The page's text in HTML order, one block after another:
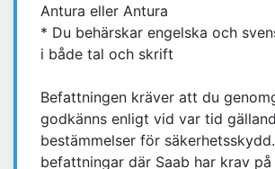
Antura eller Antura
* Du behärskar engelska och
i både tal och skrift
Befattningen kräver att du
godkänns enligt vid var tid
bestämmelser för
befattningar där Saab har krav på